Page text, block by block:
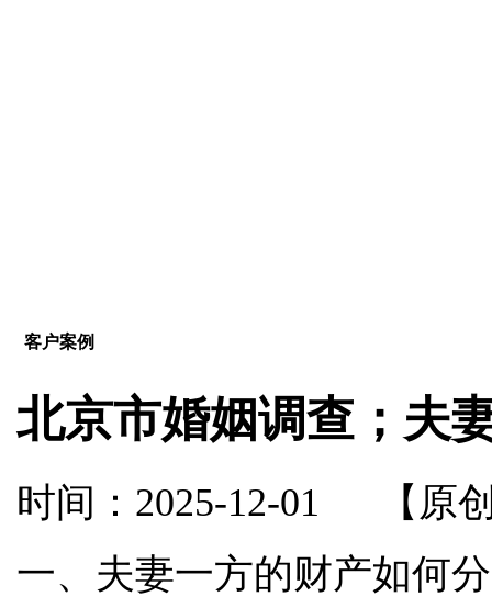
客户案例
北京市婚姻调查；夫
时间：2025-12-01
【原
一、夫妻一方的财产如何